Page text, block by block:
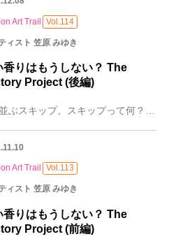
Art Trail Vol.114
ィスト 笠原 みゆき
香りはもうしない？ The
Project (後編)
Art Trail Vol.113
ィスト 笠原 みゆき
香りはもうしない？ The
Project (前編)